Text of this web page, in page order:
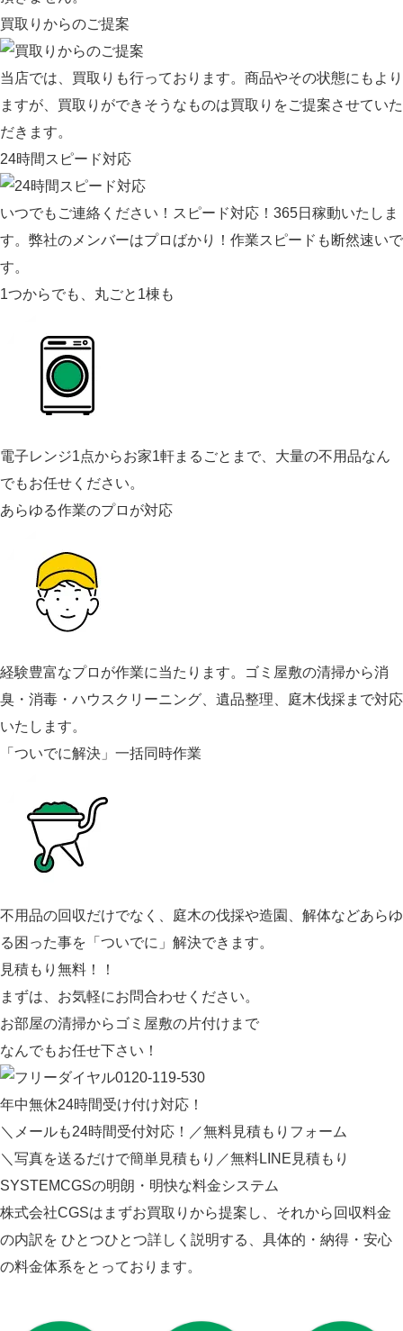
買取りからのご提案
当店では、買取りも行っております。商品やその状態にもより
ますが、買取りができそうなものは買取りをご提案させていた
だきます。
24時間スピード対応
いつでもご連絡ください！スピード対応！365日稼動いたしま
す。弊社のメンバーはプロばかり！作業スピードも断然速いで
す。
1つからでも、丸ごと1棟も
電子レンジ1点からお家1軒まるごとまで、大量の不用品なん
でもお任せください。
あらゆる作業のプロが対応
経験豊富なプロが作業に当たります。ゴミ屋敷の清掃から消
臭・消毒・ハウスクリーニング、遺品整理、庭木伐採まで対応
いたします。
「ついでに解決」一括同時作業
不用品の回収だけでなく、庭木の伐採や造園、解体などあらゆ
る困った事を「ついでに」解決できます。
見積もり無料！！
まずは、お気軽にお問合わせください。
お部屋の清掃からゴミ屋敷の片付けまで
なんでもお任せ下さい！
0120-119-530
年中無休24時間受け付け対応！
＼メールも24時間受付対応！／無料見積もりフォーム
＼写真を送るだけで簡単見積もり／無料LINE見積もり
SYSTEMCGSの明朗・明快な料金システム
株式会社CGSはまずお買取りから提案し、それから回収料金
の内訳を ひとつひとつ詳しく説明する、具体的・納得・安心
の料金体系をとっております。